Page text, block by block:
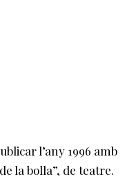
l’any 1996 amb
la bolla”, de teatre.